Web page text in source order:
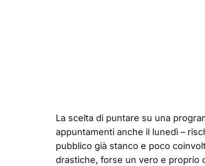
La scelta di puntare su una
appuntamenti anche il lunedì –
pubblico già stanco e poco
drastiche, forse un vero e proprio